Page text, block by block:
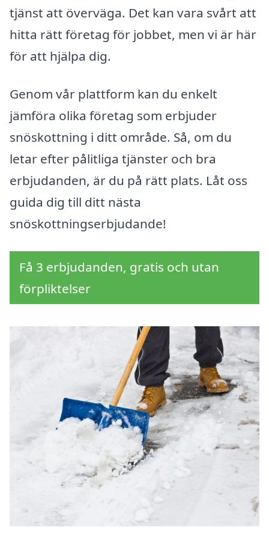
tjänst att överväga. Det kan vara svårt att
hitta rätt företag för jobbet, men vi är här
för att hjälpa dig.
Genom vår plattform kan du enkelt
jämföra olika företag som erbjuder
snöskottning i ditt område. Så, om du
letar efter pålitliga tjänster och bra
erbjudanden, är du på rätt plats. Låt oss
guida dig till ditt nästa
snöskottningserbjudande!
Få 3 erbjudanden, gratis och utan
förpliktelser